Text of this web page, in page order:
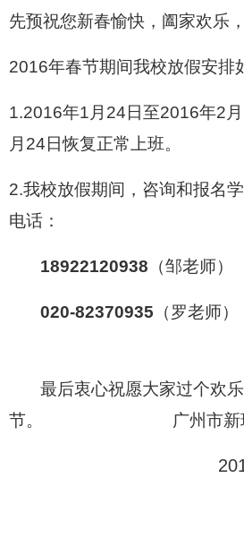
先预祝您新春愉快，阖家欢乐
2016年春节期间我校放假安排
1.2016年1月24日至2016年2
月24日恢复正常上班。
2.我校放假期间，咨询和报名
电话：
18922120938 （邹老师）
020-82370935 （罗老师）
最后衷心祝愿大家过个欢乐
节。
广州市新珠江